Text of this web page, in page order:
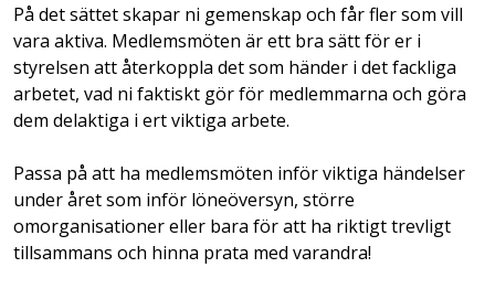
På det sättet skapar ni gemenskap och får fler som vill
vara aktiva. Medlemsmöten är ett bra sätt för er i
styrelsen att återkoppla det som händer i det fackliga
arbetet, vad ni faktiskt gör för medlemmarna och göra
dem delaktiga i ert viktiga arbete.
Passa på att ha medlemsmöten inför viktiga händelser
under året som inför löneöversyn, större
omorganisationer eller bara för att ha riktigt trevligt
tillsammans och hinna prata med varandra!